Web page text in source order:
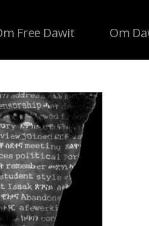
Free Dawit Om